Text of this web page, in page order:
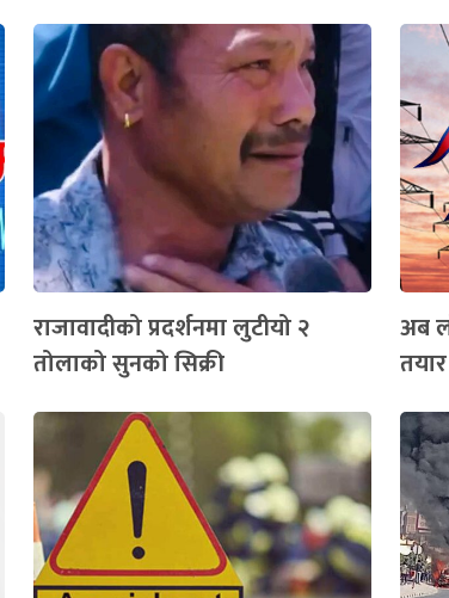
राजावादीको प्रदर्शनमा लुटीयो २
तोलाको सुनको सिक्री
अब